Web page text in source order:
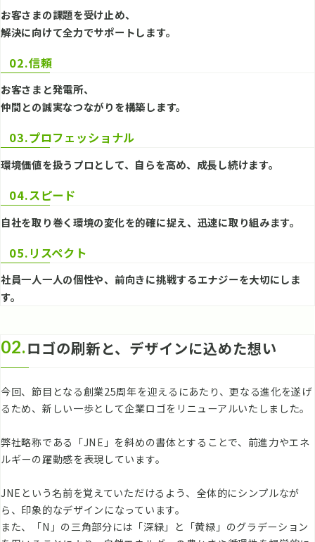
お客さまの課題を受け止め、
解決に向けて全力でサポートします。
02.信頼
お客さまと発電所、
仲間との誠実なつながりを構築します。
03.プロフェッショナル
環境価値を扱うプロとして、自らを高め、成長し続けます。
04.スピード
自社を取り巻く環境の変化を的確に捉え、迅速に取り組みます。
05.リスペクト
社員一人一人の個性や、前向きに挑戦するエナジーを大切にしま
す。
02.ロゴの刷新と、デザインに込めた想い
今回、節目となる創業25周年を迎えるにあたり、更なる進化を遂げ
るため、新しい一歩として企業ロゴをリニューアルいたしました。
弊社略称である「JNE」を斜めの書体とすることで、前進力やエネ
ルギーの躍動感を表現しています。
JNEという名前を覚えていただけるよう、全体的にシンプルなが
ら、印象的なデザインになっています。
また、「N」の三角部分には「深緑」と「黄緑」のグラデーション